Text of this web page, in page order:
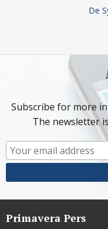
De
Subscribe for more
The newsletter
Primavera Pers